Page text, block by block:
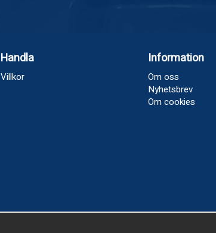
Handla
Villkor
Information
Om oss
Nyhetsbrev
Om cookies